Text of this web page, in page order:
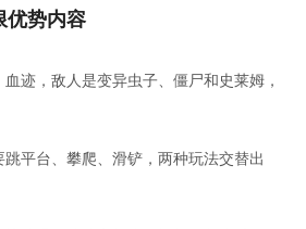
优势内容
迹，敌人是变异虫子、僵尸和史莱姆，
平台、攀爬、滑铲，两种玩法交替出